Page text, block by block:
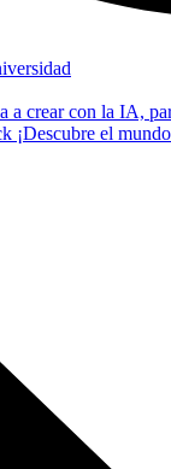
a crear con la IA,
¡Descubre el